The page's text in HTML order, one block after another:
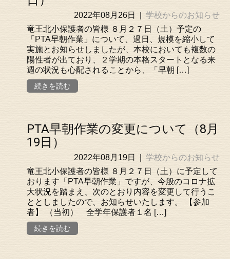
2022年08月26日
学校からのお知らせ
竜王北小保護者の皆様 ８月２７日（土）予定の
「PTA早朝作業」について、過日、規模を縮小して
実施とお知らせしましたが、本校においても複数の
陽性者が出ており、２学期の本格スタートとなる来
週の状況も心配されることから、「早朝 […]
続きを読む
PTA早朝作業の変更について（8月
19日）
2022年08月19日
学校からのお知らせ
竜王北小保護者の皆様 ８月２７日（土）に予定して
おります「PTA早朝作業」ですが、今般のコロナ拡
大状況を踏まえ、次のとおり内容を変更して行うこ
ととしましたので、お知らせいたします。 【参加
者】 （当初） 全学年保護者１名 […]
続きを読む